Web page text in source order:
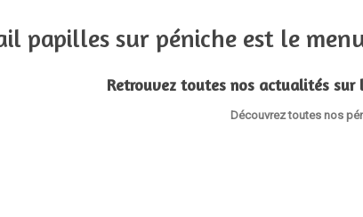
papilles sur péniche est le
Retrouvez toutes nos actualités sur
Découvrez toutes nos